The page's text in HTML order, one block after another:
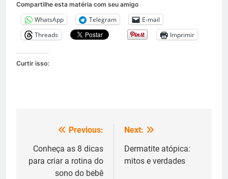
Compartilhe esta matéria com seu amigo
WhatsApp Telegram
E-mail
Threads
Imprimir
Curtir isso:
Navegação
de
Post
Previous:
Conheça as 8 dicas
para criar a rotina do
sono do bebê
Next:
Dermatite atópica:
mitos e verdades